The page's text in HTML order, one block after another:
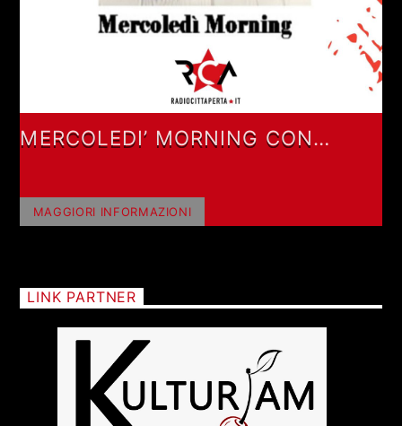
MERCOLEDI’ MORNING CON
MAGGIORI INFORMAZIONI
LINK PARTNER